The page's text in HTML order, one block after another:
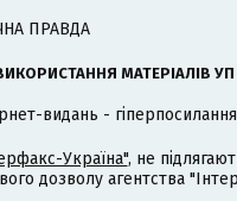
ПРАВДА
МАТЕРІАЛІВ УП
видань -
Україна", не
дозволу агентства